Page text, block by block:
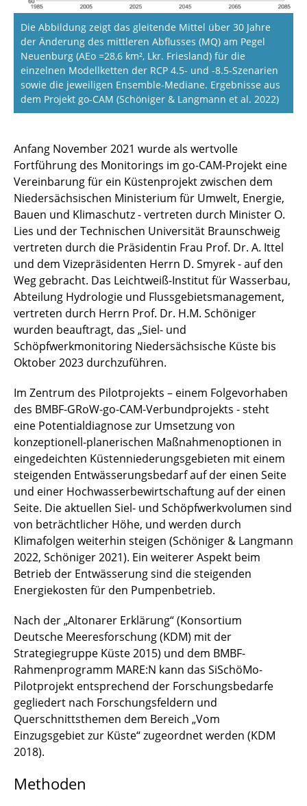
Die Abbildung zeigt das gleitende Mittel über 30 Jahre
der Änderung des mittleren Abflusses (MQ) am Pegel
Neuenburg (AEo =28,6 km², Lkr. Friesland) für die
einzelnen Modellketten der RCP 4.5- und -8.5-Szenarien
sowie die jeweiligen Ensemble-Mediane. Ergebnisse aus
dem Projekt go-CAM (Schöniger & Langmann et al. 2022)
Anfang November 2021 wurde als wertvolle
Fortführung des Monitorings im go-CAM-Projekt eine
Vereinbarung für ein Küstenprojekt zwischen dem
Niedersächsischen Ministerium für Umwelt, Energie,
Bauen und Klimaschutz - vertreten durch Minister O.
Lies und der Technischen Universität Braunschweig
vertreten durch die Präsidentin Frau Prof. Dr. A. Ittel
und dem Vizepräsidenten Herrn D. Smyrek - auf den
Weg gebracht. Das Leichtweiß-Institut für Wasserbau,
Abteilung Hydrologie und Flussgebietsmanagement,
vertreten durch Herrn Prof. Dr. H.M. Schöniger
wurden beauftragt, das „Siel- und
Schöpfwerkmonitoring Niedersächsische Küste bis
Oktober 2023 durchzuführen.
Im Zentrum des Pilotprojekts – einem Folgevorhaben
des BMBF-GRoW-go-CAM-Verbundprojekts - steht
eine Potentialdiagnose zur Umsetzung von
konzeptionell-planerischen Maßnahmenoptionen in
eingedeichten Küstenniederungsgebieten mit einem
steigenden Entwässerungsbedarf auf der einen Seite
und einer Hochwasserbewirtschaftung auf der einen
Seite. Die aktuellen Siel- und Schöpfwerkvolumen sind
von beträchtlicher Höhe, und werden durch
Klimafolgen weiterhin steigen (Schöniger & Langmann
2022, Schöniger 2021). Ein weiterer Aspekt beim
Betrieb der Entwässerung sind die steigenden
Energiekosten für den Pumpenbetrieb.
Nach der „Altonarer Erklärung“ (Konsortium
Deutsche Meeresforschung (KDM) mit der
Strategiegruppe Küste 2015) und dem BMBF-
Rahmenprogramm MARE:N kann das SiSchöMo-
Pilotprojekt entsprechend der Forschungsbedarfe
gegliedert nach Forschungsfeldern und
Querschnittsthemen dem Bereich „Vom
Einzugsgebiet zur Küste“ zugeordnet werden (KDM
2018).
Methoden